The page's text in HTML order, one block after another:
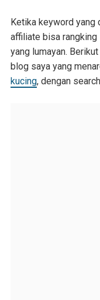
Ketika keyword yang
affiliate bisa
yang lumayan.
blog saya yang
kucing, dengan